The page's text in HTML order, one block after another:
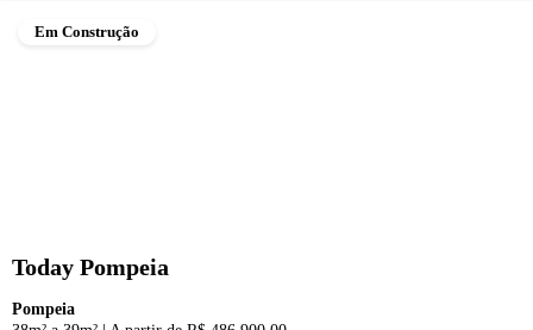
Em Construção
Today Pompeia
Pompeia